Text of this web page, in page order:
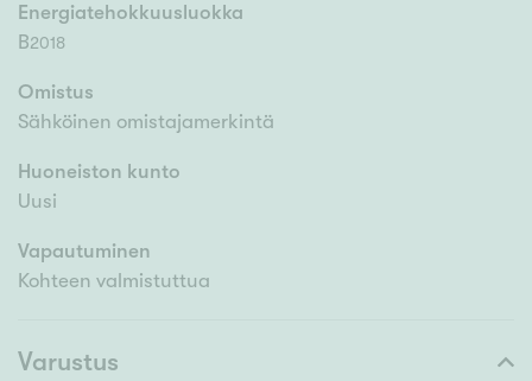
Energiatehokkuusluokka
B2018
Omistus
Sähköinen omistajamerkintä
Huoneiston kunto
Uusi
Vapautuminen
Kohteen valmistuttua
Varustus